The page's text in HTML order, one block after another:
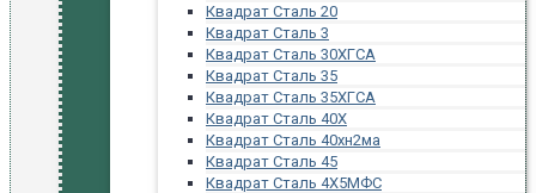
Квадрат Сталь 20
Квадрат Сталь 3
Квадрат Сталь 30ХГСА
Квадрат Сталь 35
Квадрат Сталь 35ХГСА
Квадрат Сталь 40Х
Квадрат Сталь 40хн2ма
Квадрат Сталь 45
Квадрат Сталь 4Х5МФС